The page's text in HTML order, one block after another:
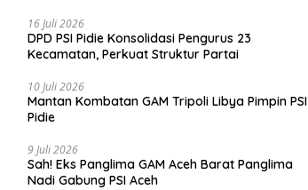
16 Juli 2026
DPD PSI Pidie Konsolidasi Pengurus 23
Kecamatan, Perkuat Struktur Partai
10 Juli 2026
Mantan Kombatan GAM Tripoli Libya Pimpin PSI
Pidie
9 Juli 2026
Sah! Eks Panglima GAM Aceh Barat Panglima
Nadi Gabung PSI Aceh